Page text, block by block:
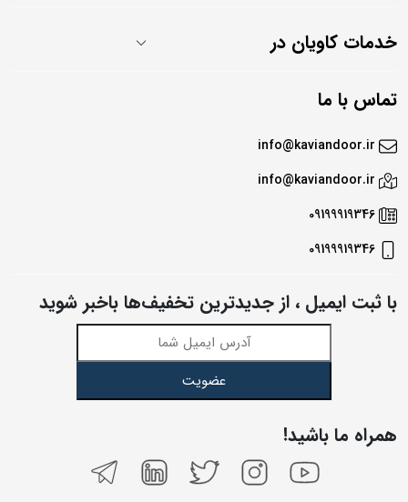
خدمات کاویان در
تماس با ما
info@kaviandoor.ir
info@kaviandoor.ir
09199919346
09199919346
با ثبت ایمیل ، از جدید‌ترین تخفیف‌ها با‌خبر شوید
عضویت
همراه ما باشید!